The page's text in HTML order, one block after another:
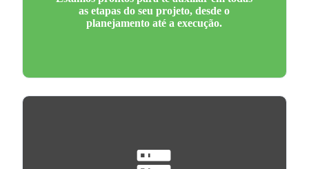
as etapas do seu projeto, desde o
planejamento até a execução.